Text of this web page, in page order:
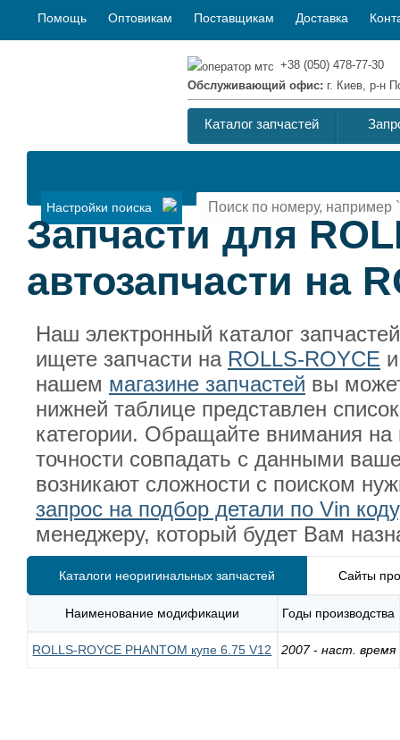
Помощь Оптовикам Поставщикам Доставка
+38 (050) 478-77-30
Обслуживающий офис: г. Киев, р-н
Каталог запчастей
Настройки поиска
Запчасти для
автозапчасти на
Наш электронный каталог
ищете запчасти на ROLLS-ROYCE
нашем магазине запчастей вы
нижней таблице представлен
категории. Обращайте внимания
точности совпадать с данными
возникают сложности с поиском
запрос на подбор детали по Vin коду
менеджеру, который будет Вам
Каталоги неоригинальных запчастей Сайты
Наименование модификации Годы производства
ROLLS-ROYCE PHANTOM купе 6.75 V12 2007-наст. время